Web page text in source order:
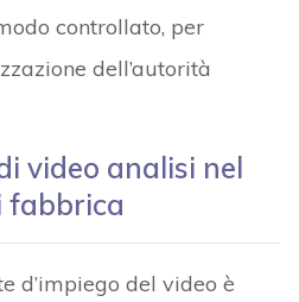
controllato, per
dell’autorità
video analisi nel
fabbrica
d’impiego del video è